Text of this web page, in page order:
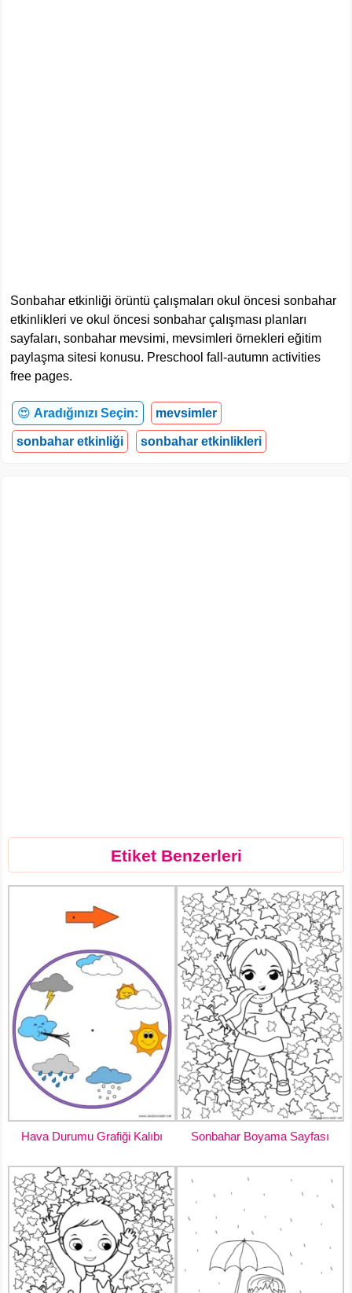
Sonbahar etkinliği örüntü çalışmaları okul öncesi sonbahar
etkinlikleri ve okul öncesi sonbahar çalışması planları
sayfaları, sonbahar mevsimi, mevsimleri örnekleri eğitim
paylaşma sitesi konusu. Preschool fall-autumn activities
free pages.
😍 Aradığınızı Seçin: mevsimler
sonbahar etkinliği sonbahar etkinlikleri
Etiket Benzerleri
Hava Durumu Grafiği Kalıbı Sonbahar Boyama Sayfası